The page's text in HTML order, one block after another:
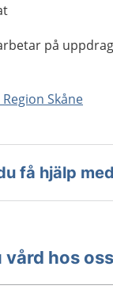
på
Skåne
få hjälp med
vård hos oss